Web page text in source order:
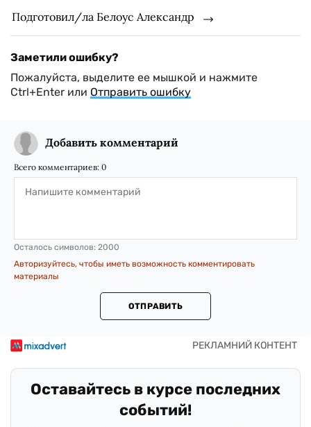
Подготовил/ла Белоус Александр
Заметили ошибку?
Пожалуйста, выделите ее мышкой и нажмите
Ctrl+Enter или Отправить ошибку
Добавить комментарий
Всего комментариев: 0
Осталось символов: 2000
Авторизуйтесь, чтобы иметь возможность комментировать
материалы
ОТПРАВИТЬ
Оставайтесь в курсе последних
событий!